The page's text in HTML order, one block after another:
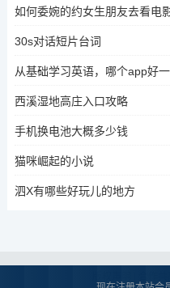
如何委婉的约女生朋友去看电
30s对话短片台词
从基础学习英语，哪个app好
西溪湿地高庄入口攻略
手机换电池大概多少钱
猫咪崛起的小说
泗X有哪些好玩儿的地方